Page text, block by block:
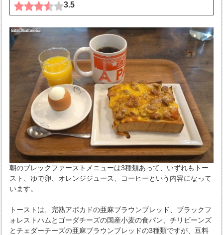
3.5
朝のブレックファーストメニューは3種類あって、いずれもトー
スト、ゆで卵、オレンジジュース、コーヒーという内容になって
います。
トーストは、完熟アボカドの亜麻ブラウンブレッド、ブラックフ
ォレストハムとゴーダチーズの国産小麦の食パン、チリビーンズ
とチェダーチーズの亜麻ブラウンブレッドの3種類ですが、豆料